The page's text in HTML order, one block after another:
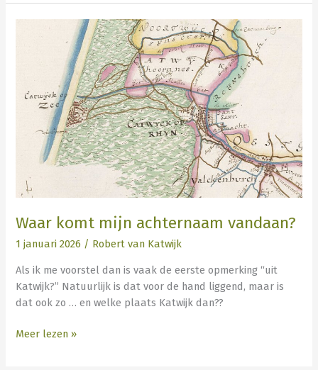
Waar komt mijn achternaam vandaan?
1 januari 2026 / Robert van Katwijk
Als ik me voorstel dan is vaak de eerste opmerking “uit
Katwijk?” Natuurlijk is dat voor de hand liggend, maar is
dat ook zo … en welke plaats Katwijk dan??
komt
achternaam
vandaan?
Meer lezen »